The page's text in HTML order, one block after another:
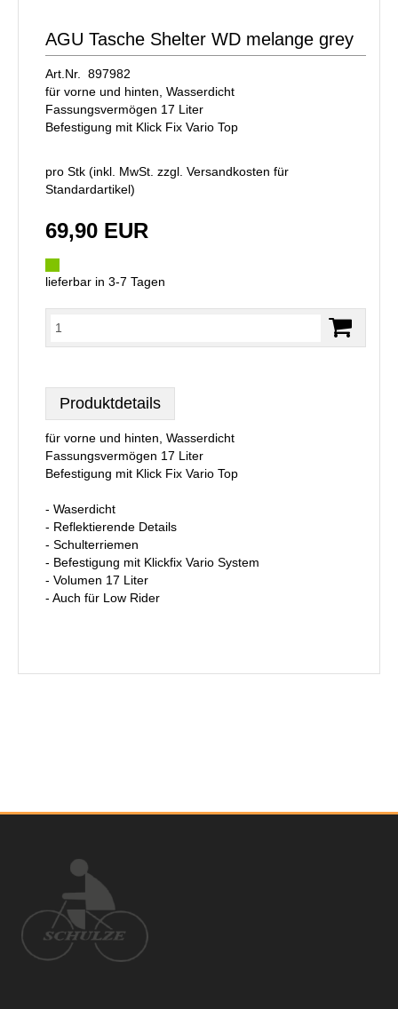
AGU Tasche Shelter WD melange grey
Art.Nr. 897982
für vorne und hinten, Wasserdicht
Fassungsvermögen 17 Liter
Befestigung mit Klick Fix Vario Top
pro Stk (inkl. MwSt. zzgl. Versandkosten für
Standardartikel)
69,90 EUR
lieferbar in 3-7 Tagen
Produktdetails
für vorne und hinten, Wasserdicht
Fassungsvermögen 17 Liter
Befestigung mit Klick Fix Vario Top
- Waserdicht
- Reflektierende Details
- Schulterriemen
- Befestigung mit Klickfix Vario System
- Volumen 17 Liter
- Auch für Low Rider